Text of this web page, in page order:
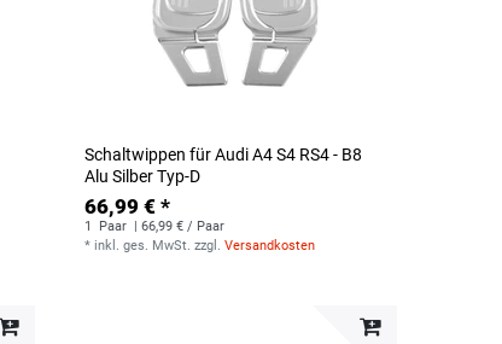
Schaltwippen für Audi A4 S4 RS4 - B8
Alu Silber Typ-D
66,99 € *
1 Paar | 66,99 € / Paar
* inkl. ges. MwSt. zzgl.Versandkosten